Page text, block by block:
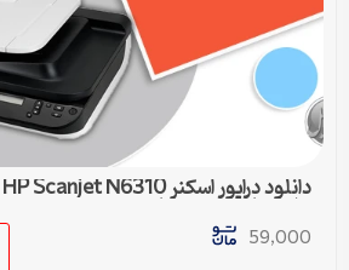
59,000